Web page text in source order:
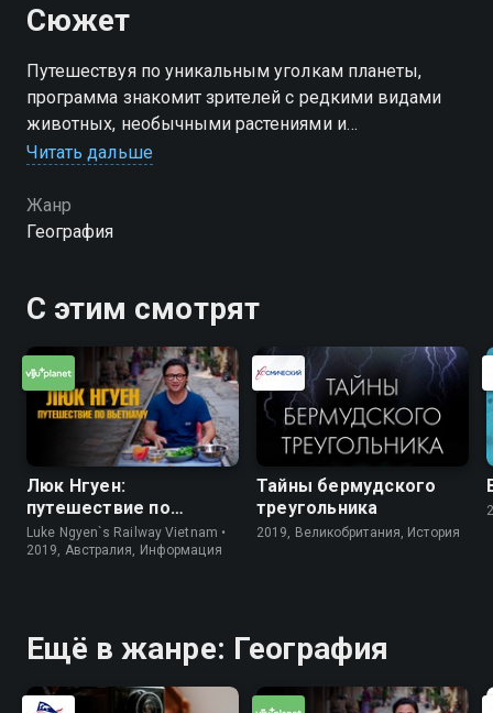
Сюжет
Путешествуя по уникальным уголкам планеты,
программа знакомит зрителей с редкими видами
животных, необычными растениями и
красивейшими ландшафтами
Читать дальше
Жанр
География
С этим смотрят
Люк Нгуен:
путешествие по
Вьетнаму
Luke Ngyen`s Railway Vietnam •
2019, Австралия, Информация
Тайны бермудского
треугольника
2019, Великобритания, История
Ещё в жанре: География